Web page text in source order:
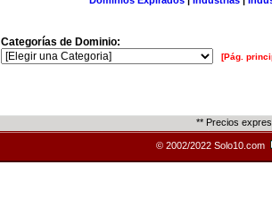
Categorías de Dominio:
[Pág.
** Precios
© 2002/2022 Solo10.com